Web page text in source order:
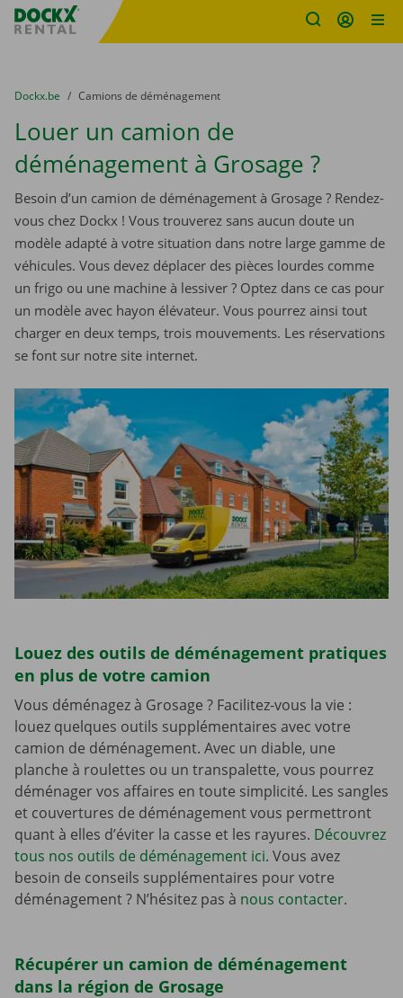
sitename
You are here:
du
Dockx.be to
Camions de déménagement
Louer un camion de
déménagement à Grosage ?
Besoin d’un camion de déménagement à Grosage ? Rendez-
vous chez Dockx ! Vous trouverez sans aucun doute un
modèle adapté à votre situation dans notre large gamme de
véhicules. Vous devez déplacer des pièces lourdes comme
un frigo ou une machine à lessiver ? Optez dans ce cas pour
un modèle avec hayon élévateur. Vous pourrez ainsi tout
charger en deux temps, trois mouvements. Les réservations
se font sur notre site internet.
Louez des outils de déménagement pratiques
en plus de votre camion
Vous déménagez à Grosage ? Facilitez-vous la vie :
louez quelques outils supplémentaires avec votre
camion de déménagement. Avec un diable, une
planche à roulettes ou un transpalette, vous pourrez
déménager vos affaires en toute simplicité. Les sangles
et couvertures de déménagement vous permettront
quant à elles d’éviter la casse et les rayures. Découvrez
tous nos outils de déménagement ici. Vous avez
besoin de conseils supplémentaires pour votre
déménagement ? N’hésitez pas à nous contacter.
Récupérer un camion de déménagement
dans la région de Grosage